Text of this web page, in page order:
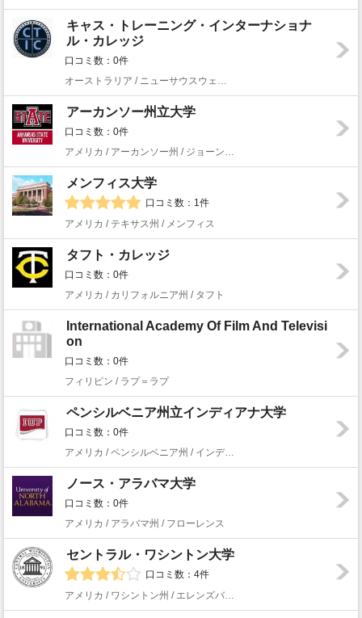
キャス・トレーニング・インターナショナ
ル・カレッジ
口コミ数：0件
アーカンソー州立大学
口コミ数：0件
メンフィス大学
口コミ数：1件
アメリカ / テキサス州 / メンフィス
タフト・カレッジ
口コミ数：0件
アメリカ / カリフォルニア州 / タフト
International Academy Of Film And Televisi
on
口コミ数：0件
フィリピン / ラプ＝ラプ
ペンシルベニア州立インディアナ大学
口コミ数：0件
アメリカ / ペンシルベニア州 / インディアナ
ノース・アラバマ大学
口コミ数：0件
アメリカ / アラバマ州 / フローレンス
セントラル・ワシントン大学
口コミ数：4件